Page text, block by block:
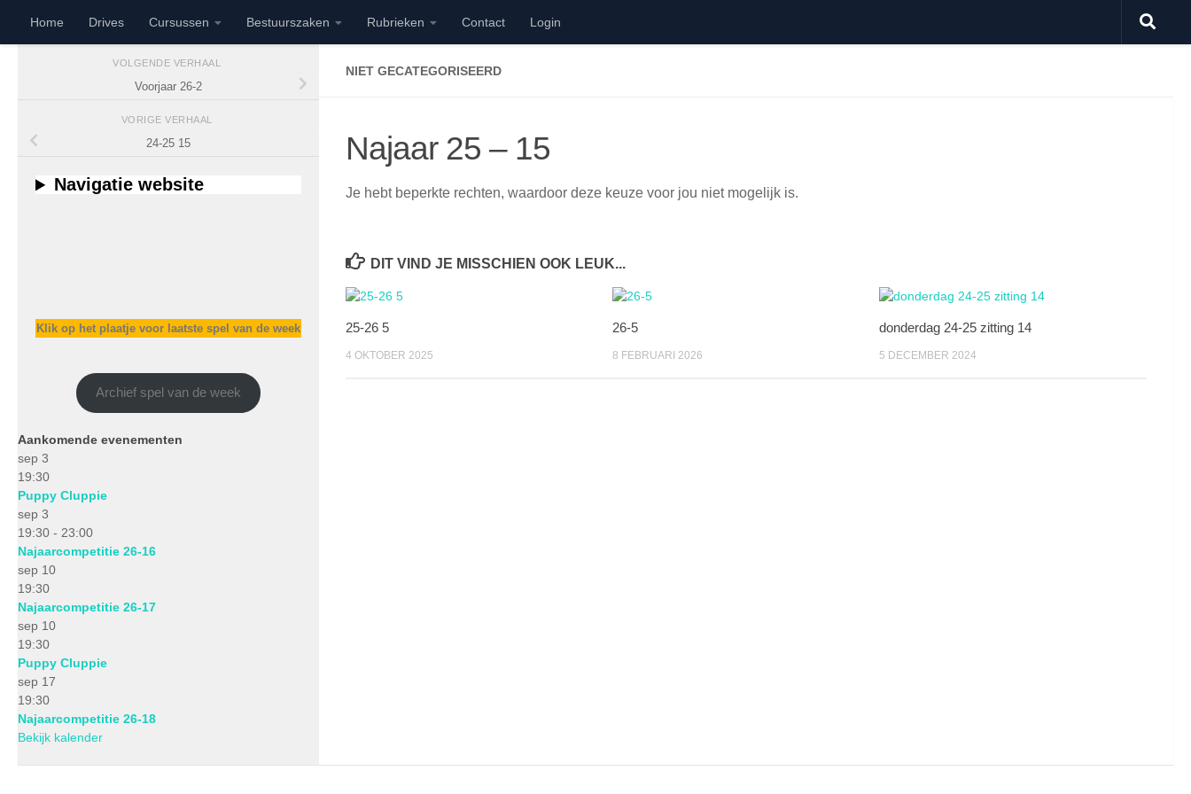
Doorgaan naar inhoud
Home Drives Cursussen Bestuurszaken Rubrieken Contact Login
NIET GECATEGORISEERD
Najaar 25 – 15
Je hebt beperkte rechten, waardoor deze keuze voor jou niet mogelijk is.
DIT VIND JE MISSCHIEN OOK LEUK...
25-26 5
4 OKTOBER 2025
26-5
8 FEBRUARI 2026
donderdag 24-25 zitting 14
5 DECEMBER 2024
VOLGENDE VERHAAL
Voorjaar 26-2
VORIGE VERHAAL
24-25 15
Navigatie website
Klik op het plaatje voor laatste spel van de week
Archief spel van de week
Aankomende evenementen
sep 3
19:30
Puppy Cluppie
sep 3
19:30 - 23:00
Najaarcompetitie 26-16
sep 10
19:30
Najaarcompetitie 26-17
sep 10
19:30
Puppy Cluppie
sep 17
19:30
Najaarcompetitie 26-18
Bekijk kalender